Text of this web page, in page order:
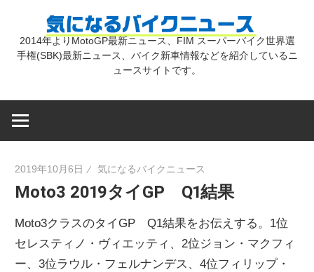
気
イ
2014年よりMotoGP最新ニュース、FIM スーパーバイク世界選
手権(SBK)最新ニュース、バイク新車情報などを紹介しているニ
ュースサイトです。
2019年10月6日 気になるバイクニュース
Moto3 2019タイGP Q1結果
Moto3クラスのタイGP Q1結果をお伝えする。1位
セレスティノ・ヴィエッティ、2位ジョン・マクフィ
ー、3位ラウル・フェルナンデス、4位フィリップ・